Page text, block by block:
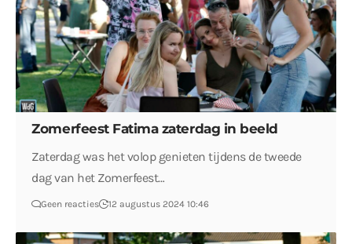
Zomerfeest Fatima zaterdag in beeld
Zaterdag was het volop genieten tijdens de tweede
dag van het Zomerfeest…
Geen reacties 12 augustus 2024 10:46